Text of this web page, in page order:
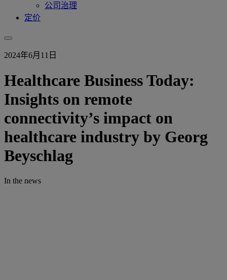
公司治理
定价
2024年6月11日
Healthcare Business Today:
Insights on remote
connectivity’s impact on
healthcare industry by Georg
Beyschlag
In the news